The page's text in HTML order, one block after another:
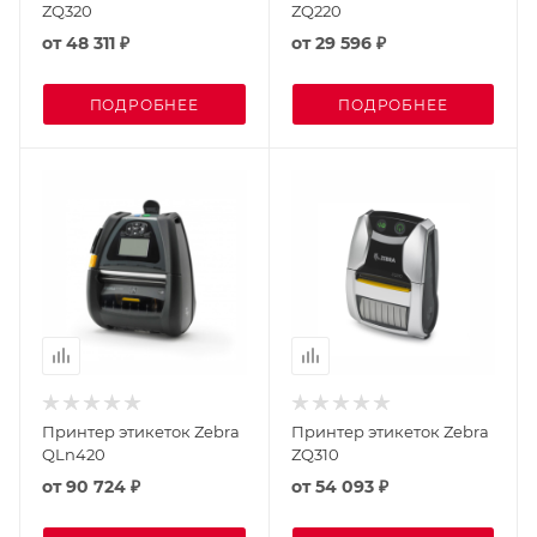
ZQ320
от48 311 ₽
ПОДРОБНЕЕ
ZQ220
от29 596 ₽
ПОДРОБНЕЕ
Принтер этикеток Zebra
QLn420
от90 724 ₽
Принтер этикеток Zebra
ZQ310
от54 093 ₽